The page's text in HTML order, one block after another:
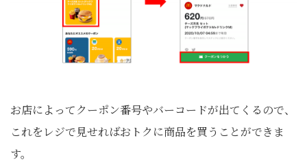
お店によってクーポン番号やバーコードが出てくるので、
これをレジで見せればおトクに商品を買うことができま
す。